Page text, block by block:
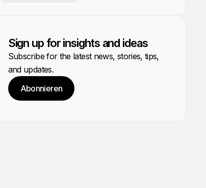
Sign up for insights and ideas
Subscribe for the latest news, stories, tips,
and updates.
Abonnieren